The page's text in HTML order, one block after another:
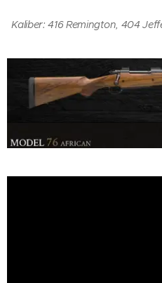
Kaliber: 416 Remington, 404